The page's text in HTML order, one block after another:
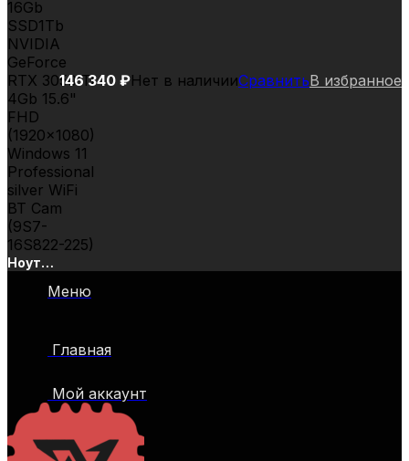
Ноутбук
Prestige
SSD1Tb
NVIDIA
GeForce
146 340 ₽Нет в наличииСравнитьВ избранное
Меню
Главная
Мой аккаунт